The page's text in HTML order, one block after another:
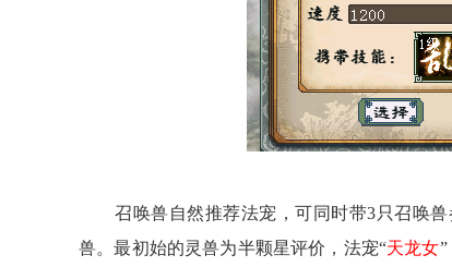
召唤兽自然推荐法宠，可同时带3只召唤兽
兽。最初始的灵兽为半颗星评价，法宠“天龙女